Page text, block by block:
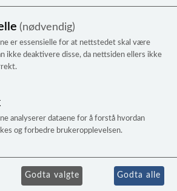
(nødvendig)
er essensielle for at nettstedet skal være
ikke deaktivere disse, da nettsiden ellers ikke
analyserer dataene for å forstå hvordan
og forbedre brukeropplevelsen.
Godta valgte Godta alle